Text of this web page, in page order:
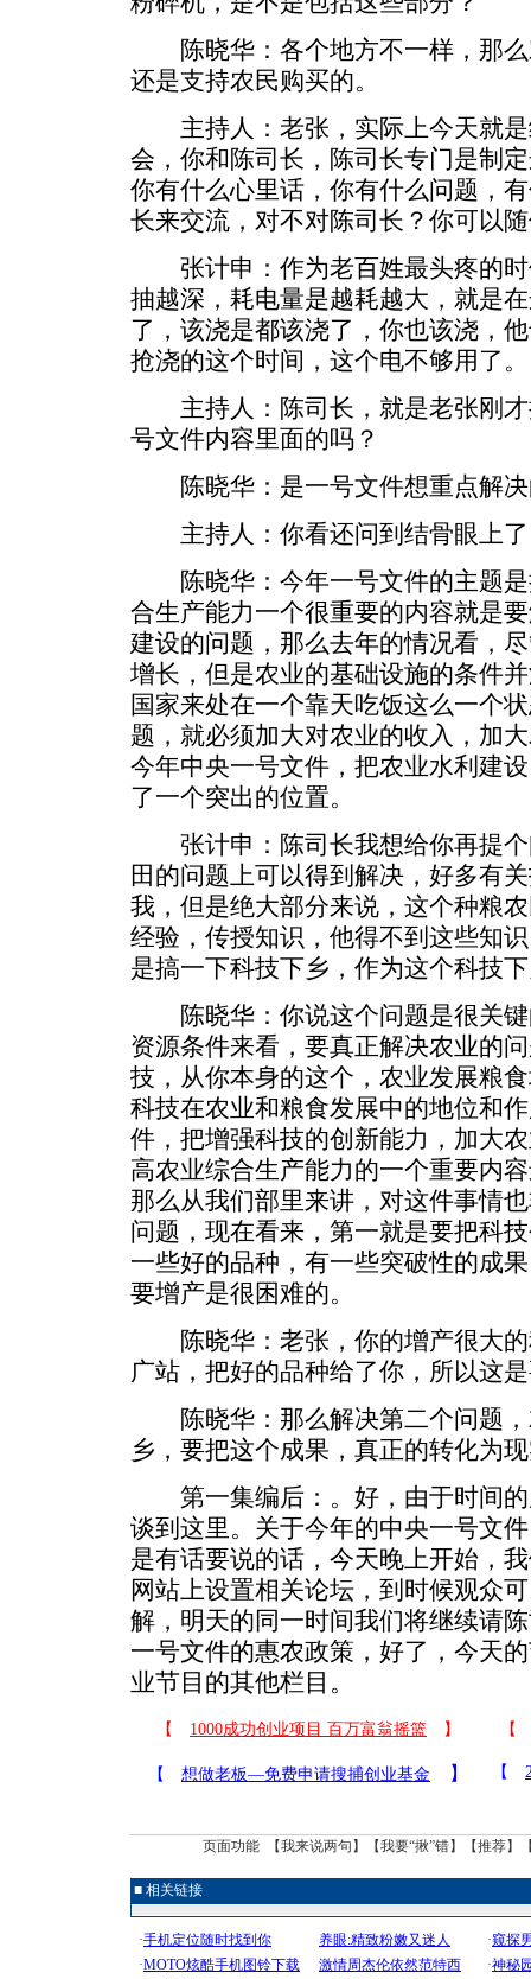
陈晓华：各个地方不一样，那么
还是支持农民购买的。
主持人：老张，实际上今天就是
会，你和陈司长，陈司长专门是制
你有什么心里话，你有什么问题，
长来交流，对不对陈司长？你可以
张计申：作为老百姓最头疼的时
抽越深，耗电量是越耗越大，就是
了，该浇是都该浇了，你也该浇，
抢浇的这个时间，这个电不够用了。
主持人：陈司长，就是老张刚才
号文件内容里面的吗？
陈晓华：是一号文件想重点解决
主持人：你看还问到结骨眼上了
陈晓华：今年一号文件的主题是
合生产能力一个很重要的内容就是
建设的问题，那么去年的情况看，
增长，但是农业的基础设施的条件
国家来处在一个靠天吃饭这么一个
题，就必须加大对农业的收入，加
今年中央一号文件，把农业水利建
了一个突出的位置。
张计申：陈司长我想给你再提个
田的问题上可以得到解决，好多有
我，但是绝大部分来说，这个种粮
经验，传授知识，他得不到这些知
是搞一下科技下乡，作为这个科技
陈晓华：你说这个问题是很关键
资源条件来看，要真正解决农业的
技，从你本身的这个，农业发展粮
科技在农业和粮食发展中的地位和
件，把增强科技的创新能力，加大
高农业综合生产能力的一个重要内
那么从我们部里来讲，对这件事情
问题，现在看来，第一就是要把科
一些好的品种，有一些突破性的成
要增产是很困难的。
陈晓华：老张，你的增产很大的
广站，把好的品种给了你，所以这
陈晓华：那么解决第二个问题，
乡，要把这个成果，真正的转化为
第一集编后：。好，由于时间的
谈到这里。关于今年的中央一号文
是有话要说的话，今天晚上开始，
网站上设置相关论坛，到时候观众
解，明天的同一时间我们将继续请
一号文件的惠农政策，好了，今天
业节目的其他栏目。
页面功能 【我来说两句 】【我要“揪”错】【推荐】
■ 相关链接